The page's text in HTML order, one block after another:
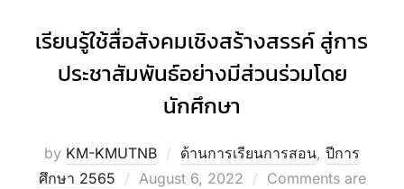
เรียนรู้ใช้สื่อสังคมเชิงสร้างสรรค์ สู่การ
ประชาสัมพันธ์อย่างมีส่วนร่วมโดย
นักศึกษา
by KM-KMUTNB ด้านการเรียนการสอน, ปีการ
ศึกษา 2565
Posted
August 6, 2022
Comments are